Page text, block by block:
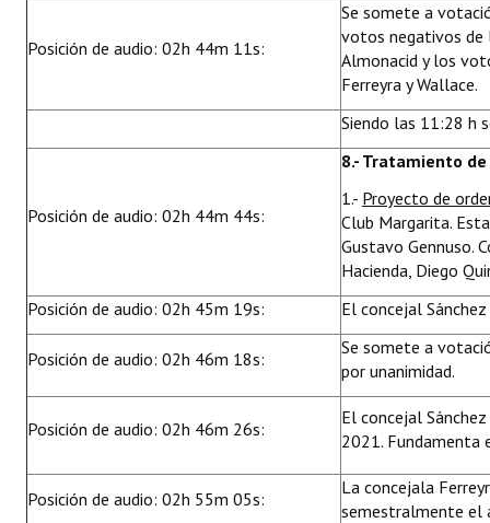
Posición de audio: 02h 44m 11s:
Se somete a
votos negativos de
Almonacid y los
Ferreyra y Wallace.
Siendo las 11:28 h
Posición de audio: 02h 44m 44s:
8.- Tratamiento
1.- Proyecto de
Club Margarita.
Gustavo Gennuso.
Hacienda, Diego
Posición de audio: 02h 45m 19s:
El concejal
Posición de audio: 02h 46m 18s:
Se somete a
por unanimidad.
Posición de audio: 02h 46m 26s:
El concejal
2021. Fundamenta
Posición de audio: 02h 55m 05s:
La concejala
semestralmente el